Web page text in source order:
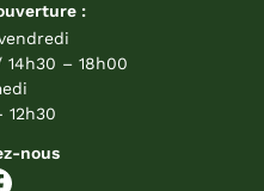
:
– 18h00
12h30
nous